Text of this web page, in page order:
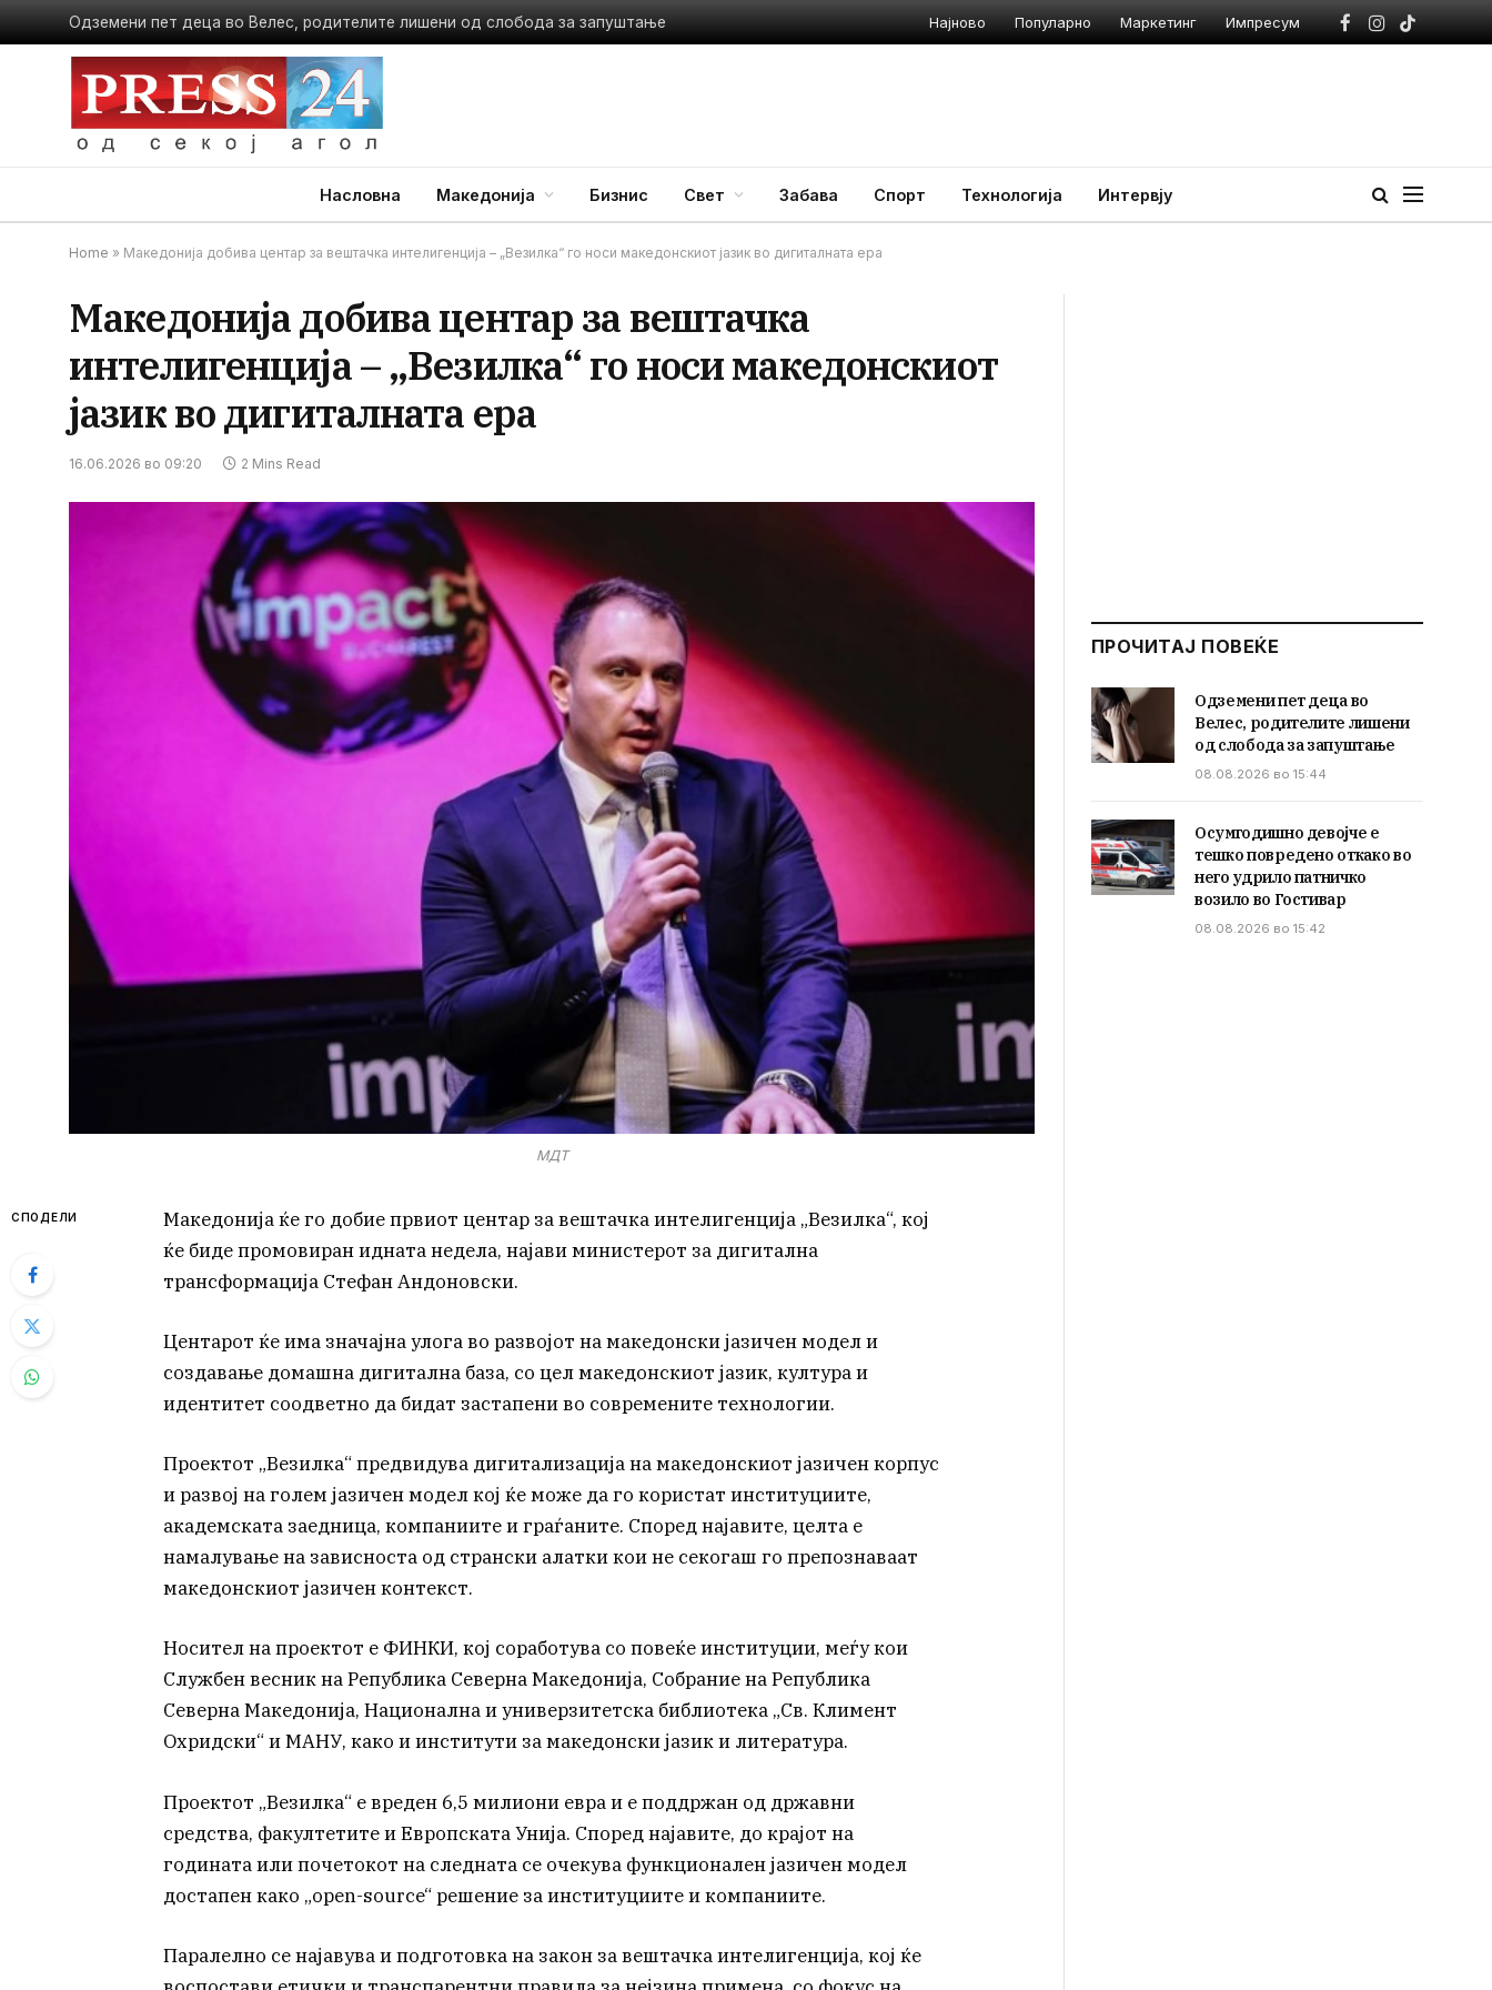
Одземени пет деца во Велес, родителите лишени од слобода за запуштање Најново Популарно Маркетинг Импресум
Facebook
Instagram
TikTok
Насловна Македонија Бизнис Свет Забава Спорт Технологија Интервју
Home » Македонија добива центар за вештачка интелигенција – „Везилка“ го носи македонскиот јазик во дигиталната ера
Македонија добива центар за вештачка
интелигенција – „Везилка“ го носи македонскиот
јазик во дигиталната ера
16.06.2026 во 09:20 2 Mins Read
МДТ
СПОДЕЛИ
Македонија ќе го добие првиот центар за вештачка интелигенција „Везилка“, кој
ќе биде промовиран идната недела, најави министерот за дигитална
трансформација Стефан Андоновски.
Центарот ќе има значајна улога во развојот на македонски јазичен модел и
создавање домашна дигитална база, со цел македонскиот јазик, култура и
идентитет соодветно да бидат застапени во современите технологии.
Проектот „Везилка“ предвидува дигитализација на македонскиот јазичен корпус
и развој на голем јазичен модел кој ќе може да го користат институциите,
академската заедница, компаниите и граѓаните. Според најавите, целта е
намалување на зависноста од странски алатки кои не секогаш го препознаваат
македонскиот јазичен контекст.
Носител на проектот е ФИНКИ, кој соработува со повеќе институции, меѓу кои
Службен весник на Република Северна Македонија, Собрание на Република
Северна Македонија, Национална и универзитетска библиотека „Св. Климент
Охридски“ и МАНУ, како и институти за македонски јазик и литература.
Проектот „Везилка“ е вреден 6,5 милиони евра и е поддржан од државни
средства, факултетите и Европската Унија. Според најавите, до крајот на
годината или почетокот на следната се очекува функционален јазичен модел
достапен како „open-source“ решение за институциите и компаниите.
Паралелно се најавува и подготовка на закон за вештачка интелигенција, кој ќе
ПРОЧИТАЈ ПОВЕЌЕ
Одземени пет деца во
Велес, родителите лишени
од слобода за запуштање
08.08.2026 во 15:44
Осумгодишно девојче е
тешко повредено откако во
него удрило патничко
возило во Гостивар
08.08.2026 во 15:42